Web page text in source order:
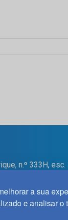
a sua
e analisar o
n.º 333H, esc.
Política de